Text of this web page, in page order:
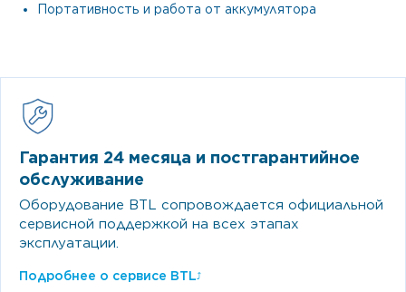
Портативность и работа от аккумулятора
Гарантия 24 месяца и постгарантийное
обслуживание
Оборудование BTL сопровождается официальной
сервисной поддержкой на всех этапах
эксплуатации.
Подробнее о сервисе BTL⤴